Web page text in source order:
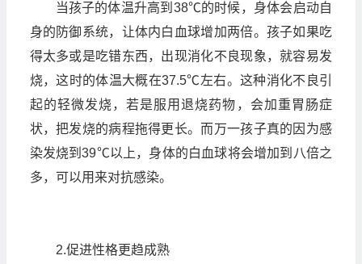
当孩子的体温升高到38℃的时候，身体会启动自
身的防御系统，让体内白血球增加两倍。孩子如果吃
得太多或是吃错东西，出现消化不良现象，就容易发
烧，这时的体温大概在37.5℃左右。这种消化不良引
起的轻微发烧，若是服用退烧药物，会加重胃肠症
状，把发烧的病程拖得更长。而万一孩子真的因为感
染发烧到39℃以上，身体的白血球将会增加到八倍之
多，可以用来对抗感染。
2.促进性格更趋成熟